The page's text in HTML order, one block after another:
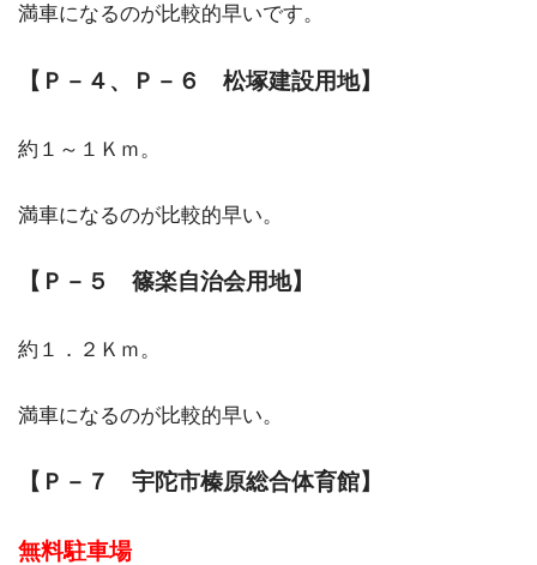
満車になるのが比較的早いです。
【Ｐ－４、Ｐ－６ 松塚建設用地】
約１～１Ｋｍ。
満車になるのが比較的早い。
【Ｐ－５ 篠楽自治会用地】
約１．２Ｋｍ。
満車になるのが比較的早い。
【Ｐ－７ 宇陀市榛原総合体育館】
無料駐車場